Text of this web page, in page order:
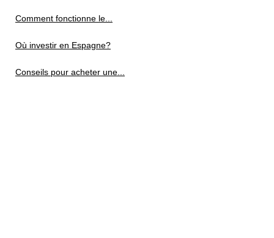
Comment fonctionne le...
Où investir en Espagne?
Conseils pour acheter une...